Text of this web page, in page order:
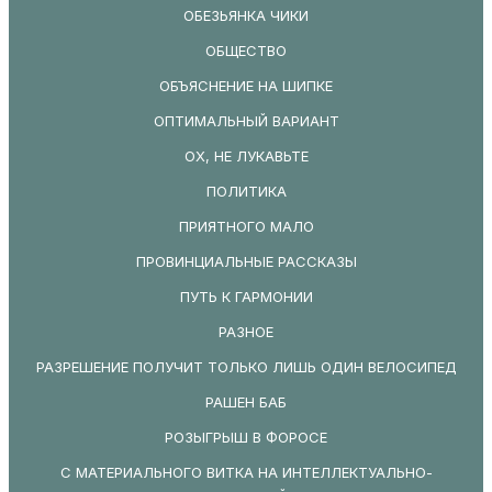
ОБЕЗЬЯНКА ЧИКИ
ОБЩЕСТВО
ОБЪЯСНЕНИЕ НА ШИПКЕ
ОПТИМАЛЬНЫЙ ВАРИАНТ
ОХ, НЕ ЛУКАВЬТЕ
ПОЛИТИКА
ПРИЯТНОГО МАЛО
ПРОВИНЦИАЛЬНЫЕ РАССКАЗЫ
ПУТЬ К ГАРМОНИИ
РАЗНОЕ
РАЗРЕШЕНИЕ ПОЛУЧИТ ТОЛЬКО ЛИШЬ ОДИН ВЕЛОСИПЕД
РАШЕН БАБ
РОЗЫГРЫШ В ФОРОСЕ
С МАТЕРИАЛЬНОГО ВИТКА НА ИНТЕЛЛЕКТУАЛЬНО-